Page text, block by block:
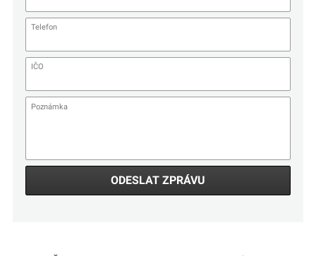
ODESLAT ZPRÁVU